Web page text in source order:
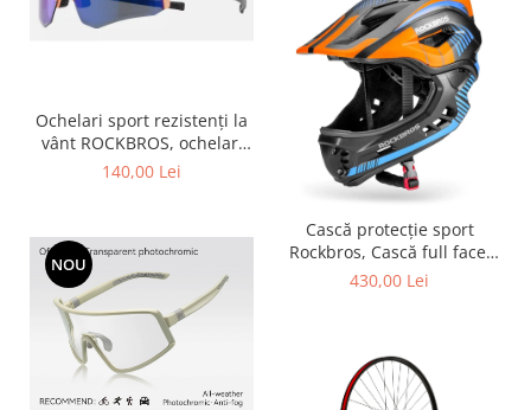
Ochelari sport rezistenți la
vânt ROCKBROS, ochelari
polarizați pentru ciclism,
140,00 Lei
Cască protecție sport
Rockbros, Cască full face,
albastru 55-58 cm
430,00 Lei
NOU